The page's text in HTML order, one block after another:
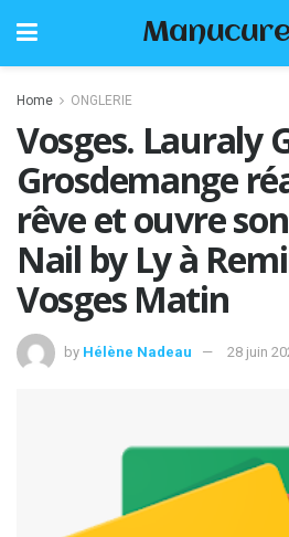
Home ONGLERIE
Vosges. Lauraly
Grosdemange
rêve et ouvre
Nail by Ly à
Vosges Matin
by Hélène Nadeau 28 juin